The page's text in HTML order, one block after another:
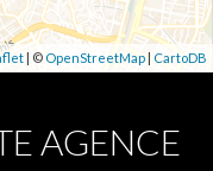
| © OpenStreetMap| CartoDB
AGENCE